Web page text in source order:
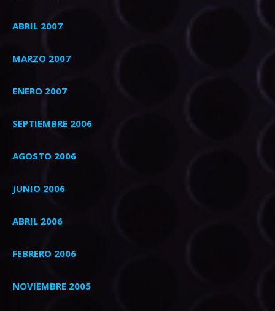
ABRIL 2007
MARZO 2007
ENERO 2007
SEPTIEMBRE 2006
AGOSTO 2006
JUNIO 2006
ABRIL 2006
FEBRERO 2006
NOVIEMBRE 2005